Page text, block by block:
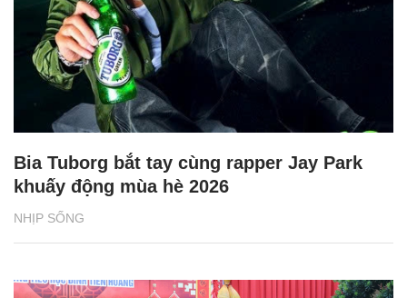
NHỊP SỐNG
Bia Tuborg bắt tay cùng rapper Jay Park
khuấy động mùa hè 2026